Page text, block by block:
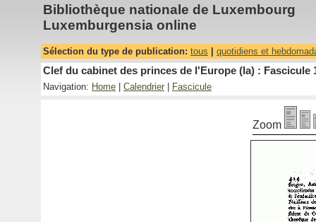
Bibliothèque nationale de Luxembourg
Luxemburgensia online
Sélection du type de publication: tous quotidiens et
Clef du cabinet des princes de l'Europe (la) : Fascicule
Navigation: Home Calendrier Fascicule
Zoom